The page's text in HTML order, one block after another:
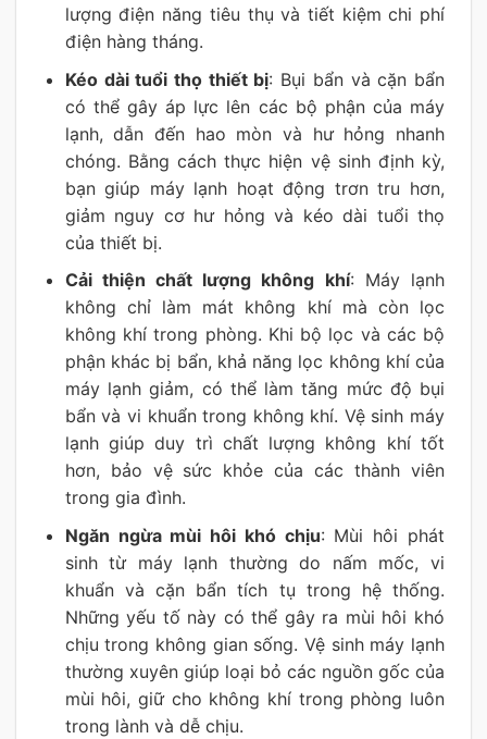
lượng điện năng tiêu thụ và tiết kiệm chi phí
điện hàng tháng.
Kéo dài tuổi thọ thiết bị: Bụi bẩn và cặn bẩn
có thể gây áp lực lên các bộ phận của máy
lạnh, dẫn đến hao mòn và hư hỏng nhanh
chóng. Bằng cách thực hiện vệ sinh định kỳ,
bạn giúp máy lạnh hoạt động trơn tru hơn,
giảm nguy cơ hư hỏng và kéo dài tuổi thọ
của thiết bị.
Cải thiện chất lượng không khí: Máy lạnh
không chỉ làm mát không khí mà còn lọc
không khí trong phòng. Khi bộ lọc và các bộ
phận khác bị bẩn, khả năng lọc không khí của
máy lạnh giảm, có thể làm tăng mức độ bụi
bẩn và vi khuẩn trong không khí. Vệ sinh máy
lạnh giúp duy trì chất lượng không khí tốt
hơn, bảo vệ sức khỏe của các thành viên
trong gia đình.
Ngăn ngừa mùi hôi khó chịu: Mùi hôi phát
sinh từ máy lạnh thường do nấm mốc, vi
khuẩn và cặn bẩn tích tụ trong hệ thống.
Những yếu tố này có thể gây ra mùi hôi khó
chịu trong không gian sống. Vệ sinh máy lạnh
thường xuyên giúp loại bỏ các nguồn gốc của
mùi hôi, giữ cho không khí trong phòng luôn
trong lành và dễ chịu.